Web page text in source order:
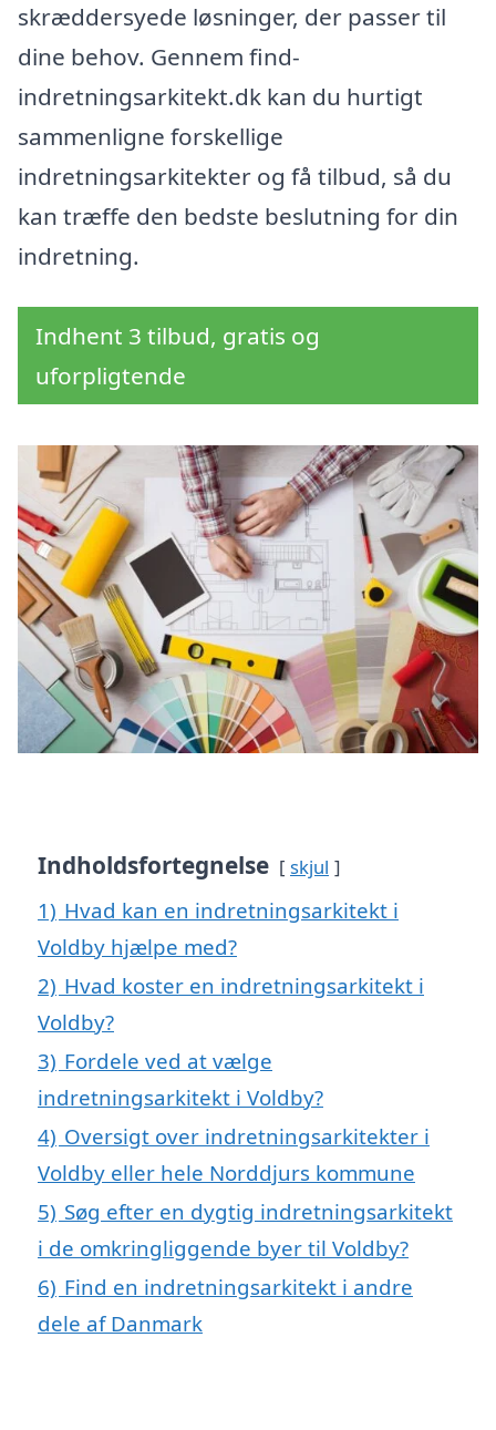
skræddersyede løsninger, der passer til
dine behov. Gennem find-
indretningsarkitekt.dk kan du hurtigt
sammenligne forskellige
indretningsarkitekter og få tilbud, så du
kan træffe den bedste beslutning for din
indretning.
Indhent 3 tilbud, gratis og
uforpligtende
Indholdsfortegnelse skjul
1) Hvad kan en indretningsarkitekt i
Voldby hjælpe med?
2) Hvad koster en indretningsarkitekt i
Voldby?
3) Fordele ved at vælge
indretningsarkitekt i Voldby?
4) Oversigt over indretningsarkitekter i
Voldby eller hele Norddjurs kommune
5) Søg efter en dygtig indretningsarkitekt
i de omkringliggende byer til Voldby?
6) Find en indretningsarkitekt i andre
dele af Danmark